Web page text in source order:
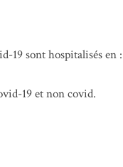
19 sont hospitalisés en :
19 et non covid.